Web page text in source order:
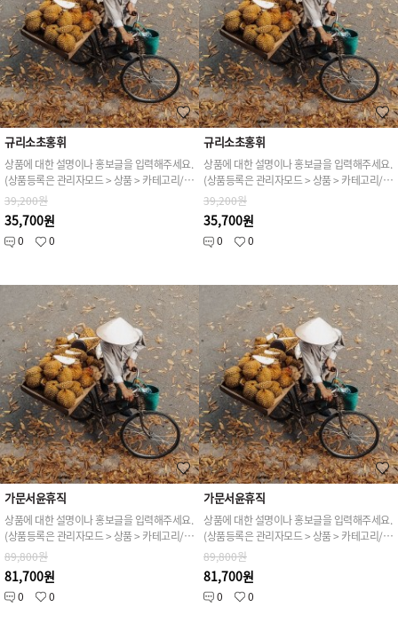
규리소초홍휘
상품에 대한 설명이나 홍보글을 입력해주세요.
(상품등록은 관리자모드 > 상품 > 카테고리/상품관리 > 상품등록 가능)
39,200원
35,700원
0 0
규리소초홍휘
상품에 대한 설명이나 홍보글을 입력해주세요.
(상품등록은 관리자모드 > 상품 > 카테고리/상품관리 > 상품등록 가능)
39,200원
35,700원
0 0
가문서윤휴직
상품에 대한 설명이나 홍보글을 입력해주세요.
(상품등록은 관리자모드 > 상품 > 카테고리/상품관리 > 상품등록 가능)
89,800원
81,700원
0 0
가문서윤휴직
상품에 대한 설명이나 홍보글을 입력해주세요.
(상품등록은 관리자모드 > 상품 > 카테고리/상품관리 > 상품등록 가능)
89,800원
81,700원
0 0